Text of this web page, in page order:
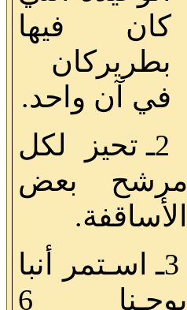
كان فيها
بطريركان
في آن واحد.
2ـ تحيز لكل
مرشح بعض
الأساقفة.
3ـ اسـتمر أنبا
يوحـنا 6